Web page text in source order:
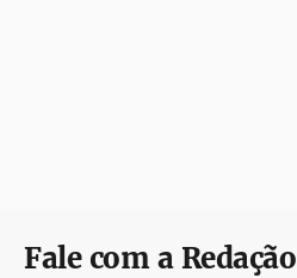
Fale com a Redação